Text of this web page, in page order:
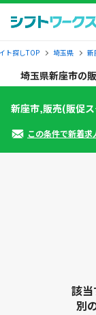
ト探しTOP 埼玉県 新
埼玉県新座市の
該
別
新座市,販売(販促
この条件で新着求